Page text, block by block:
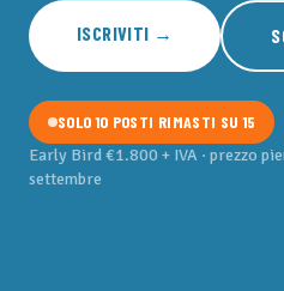
ISCRIVITI →
SOLO 10 POSTI RIMASTI SU 15
Early Bird €1.800 + IVA · prezzo
settembre